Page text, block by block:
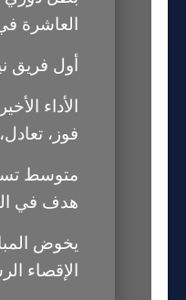
العاشرة
أول فريق
الأداء
فوز،
هدف في
يخوض
الإقصاء